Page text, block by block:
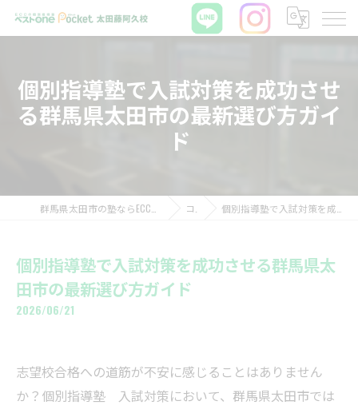
個別指導塾で入試対策を成功させ
る群馬県太田市の最新選び方ガイ
ド
コラム 個別指導塾で入試対策を成功させる群馬県太田市の最新選び方ガイド
個別指導塾で入試対策を成功させる群馬県太
田市の最新選び方ガイド
2026/06/21
志望校合格への道筋が不安に感じることはありません
か？個別指導塾 入試対策において、群馬県太田市では